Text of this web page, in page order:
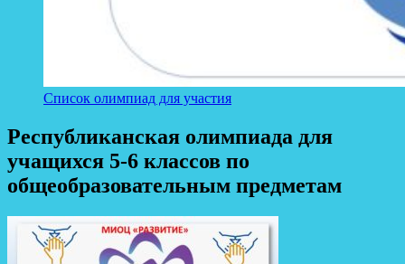
Список олимпиад для участия
Республиканская олимпиада для
учащихся 5-6 классов по
общеобразовательным предметам